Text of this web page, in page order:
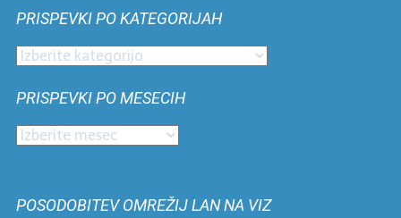
PRISPEVKI PO KATEGORIJAH
Prispevki
kategorijah
PRISPEVKI PO MESECIH
Prispevki
POSODOBITEV OMREŽIJ LAN NA VIZ